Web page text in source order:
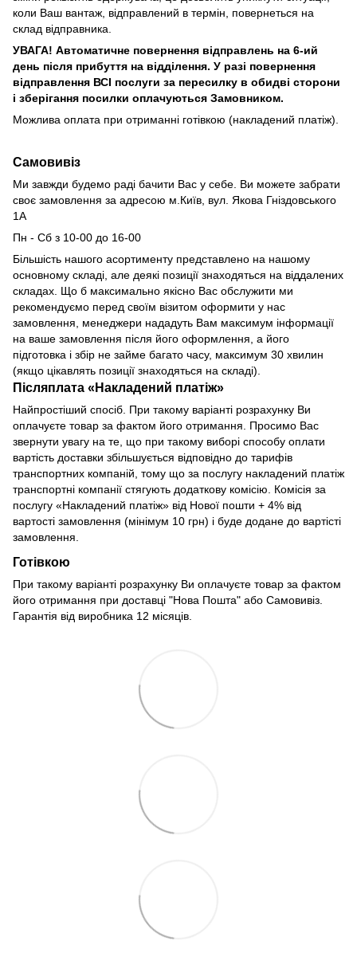
коли Ваш вантаж, відправлений в термін, повернеться на
склад відправника.
УВАГА! Автоматичне повернення відправлень на 6-ий
день після прибуття на відділення. У разі повернення
відправлення ВСІ послуги за пересилку в обидві сторони
і зберігання посилки оплачуються Замовником.
Можлива оплата при отриманні готівкою (накладений платіж).
Самовивіз
Ми завжди будемо раді бачити Вас у себе. Ви можете забрати
своє замовлення за адресою м.Київ, вул. Якова Гніздовського
1А
Пн - Сб з 10-00 до 16-00
Більшість нашого асортименту представлено на нашому
основному складі, але деякі позиції знаходяться на віддалених
складах. Що б максимально якісно Вас обслужити ми
рекомендуємо перед своїм візитом оформити у нас
замовлення, менеджери нададуть Вам максимум інформації
на ваше замовлення після його оформлення, а його
підготовка і збір не займе багато часу, максимум 30 хвилин
(якщо цікавлять позиції знаходяться на складі).
Післяплата «Накладений платіж»
Найпростіший спосіб. При такому варіанті розрахунку Ви
оплачуєте товар за фактом його отримання. Просимо Вас
звернути увагу на те, що при такому виборі способу оплати
вартість доставки збільшується відповідно до тарифів
транспортних компаній, тому що за послугу накладений платіж
транспортні компанії стягують додаткову комісію. Комісія за
послугу «Накладений платіж» від Нової пошти + 4% від
вартості замовлення (мінімум 10 грн) і буде додане до вартісті
замовлення.
Готівкою
При такому варіанті розрахунку Ви оплачуєте товар за фактом
його отримання при доставці "Нова Пошта" або Самовивіз.
Гарантія від виробника 12 місяців.